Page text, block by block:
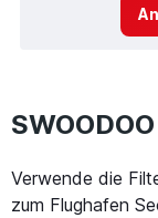
Verwende die
zum Flughafen